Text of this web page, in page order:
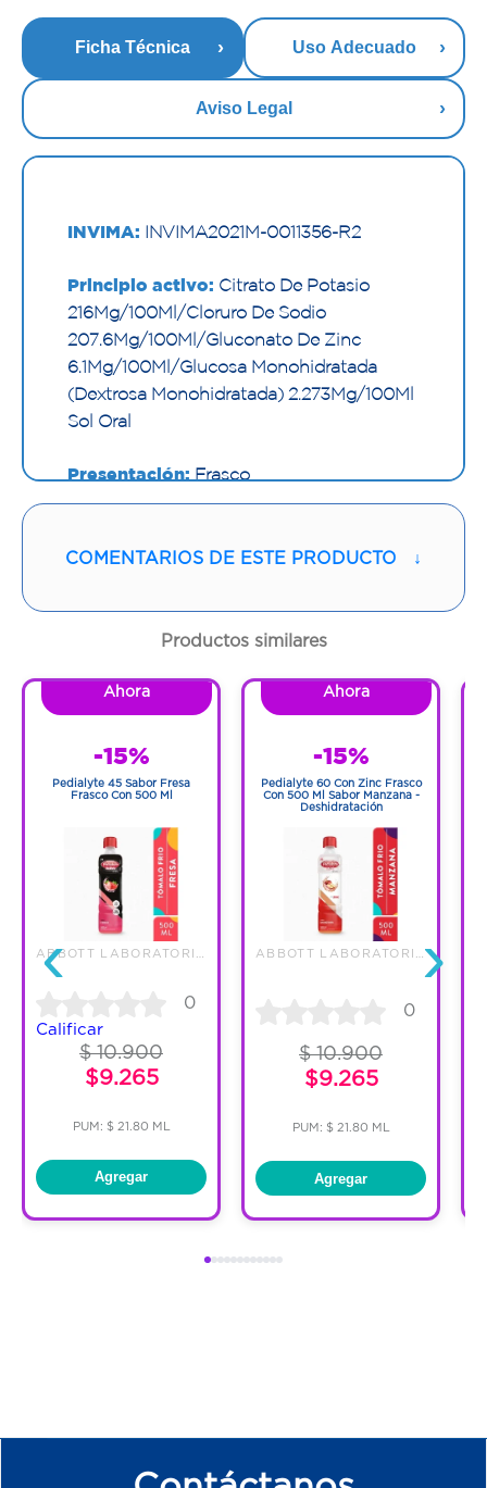
Ficha Técnica Uso Adecuado
Aviso Legal
INVIMA: INVIMA2021M-0011356-R2
Principio activo: Citrato De Potasio
216Mg/100Ml/Cloruro De Sodio
207.6Mg/100Ml/Gluconato De Zinc
6.1Mg/100Ml/Glucosa Monohidratada
(Dextrosa Monohidratada) 2.273Mg/100Ml
Sol Oral
Presentación: Frasco
COLOMBI
Sabor:Guarana
Contenido:
Código: 1285421
COMENTARIOS DE ESTE PRODUCTO ↓
Productos similares
‹
Ahora
-15%
Pedialyte 45 Sabor Fresa
Frasco Con 500 Ml
0
Calificar
$ 10.900
$9.265
PUM: $ 21.80 ML
Agregar
Ahora
-15%
Pedialyte 60 Con Zinc Frasco
Con 500 Ml Sabor Manzana -
Deshidratación
0
$ 10.900
$9.265
PUM: $ 21.80 ML
Agregar
›